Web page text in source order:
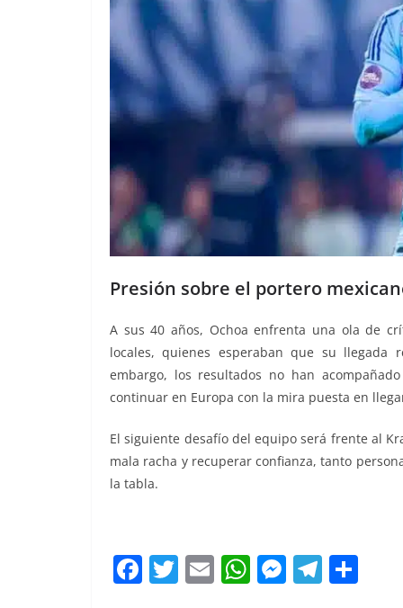
Presión sobre el portero
A sus 40 años, Ochoa enfrenta una ola de
locales, quienes esperaban que su
embargo, los resultados no han
continuar en Europa con la mira puesta en
El siguiente desafío del equipo será frente al
mala racha y recuperar confianza, tanto
la tabla.
F T E W M T